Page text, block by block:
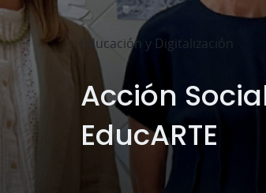
Educación y Digitalización
Acción
EducARTE